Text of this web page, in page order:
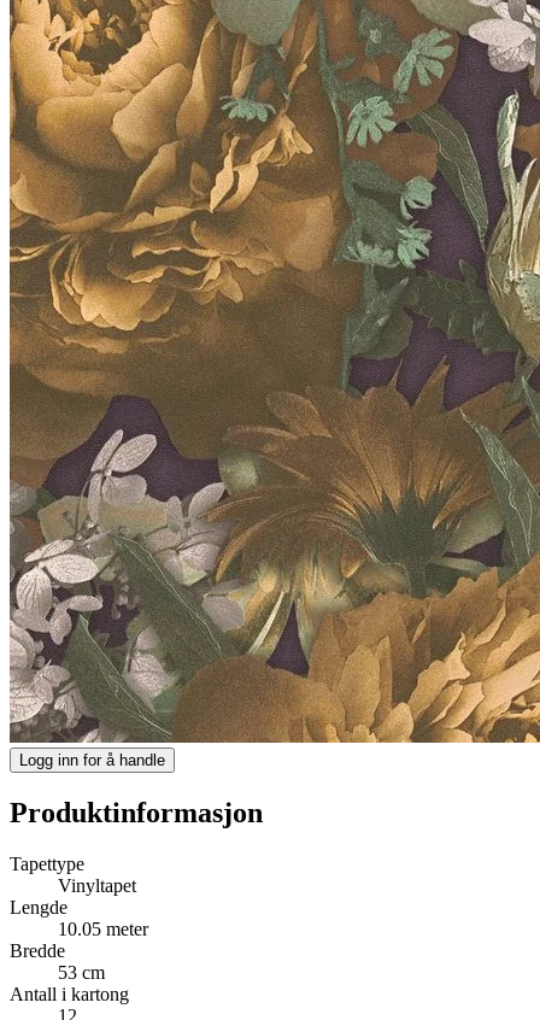
Logg inn for å handle
Produktinformasjon
Tapettype
Vinyltapet
Lengde
10.05 meter
Bredde
53 cm
Antall i kartong
12